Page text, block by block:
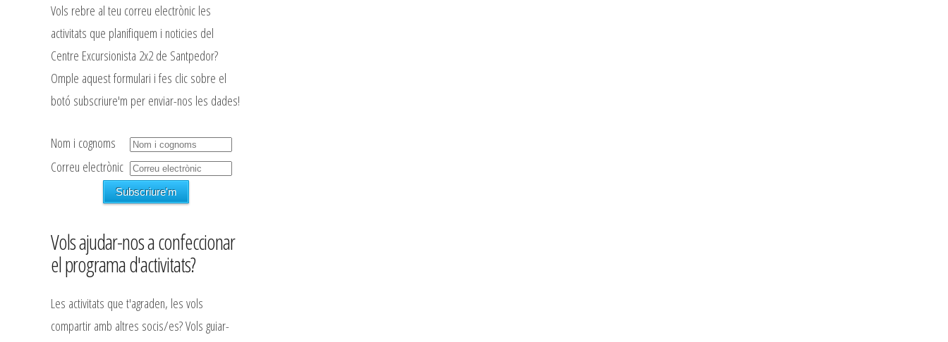
Vols rebre al teu correu electrònic les
activitats que planifiquem i noticies del
Centre Excursionista 2x2 de Santpedor?
Omple aquest formulari i fes clic sobre el
botó subscriure'm per enviar-nos les dades!
Nom i cognoms
Correu electrònic
Vols ajudar-nos a confeccionar
el programa d'activitats?
Les activitats que t'agraden, les vols
compartir amb altres socis/es? Vols guiar-